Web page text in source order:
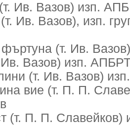
Ив. Вазов) изп.
Ив. Вазов), изп.
(т. Ив.
Ив. Вазов) изп.
(т. Ив. Вазов)
вие (т. П. П.
(т. П. П. Славейков)